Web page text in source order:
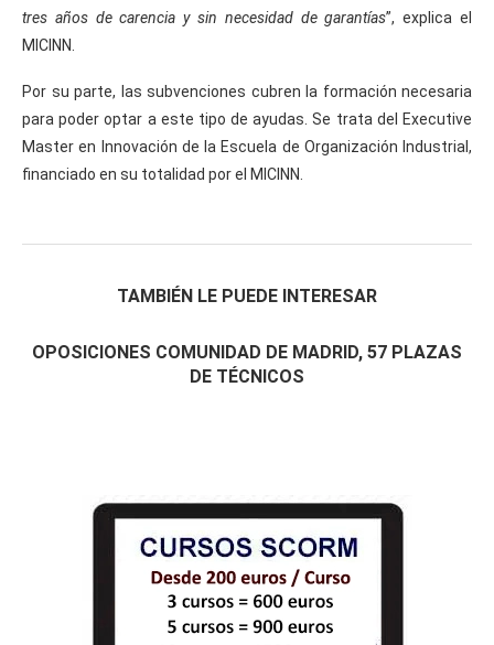
tres años de carencia y sin necesidad de garantías”, explica el
MICINN.
Por su parte, las subvenciones cubren la formación necesaria
para poder optar a este tipo de ayudas. Se trata del Executive
Master en Innovación de la Escuela de Organización Industrial,
financiado en su totalidad por el MICINN.
TAMBIÉN LE PUEDE INTERESAR
OPOSICIONES COMUNIDAD DE MADRID, 57 PLAZAS
DE TÉCNICOS